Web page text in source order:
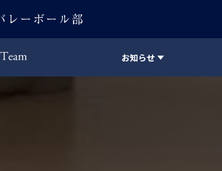
Keio University Volleyball Teamお知らせ